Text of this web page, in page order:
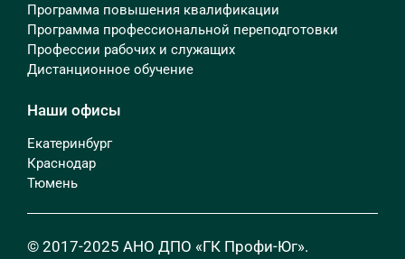
Программа повышения квалификации
Программа профессиональной переподготовки
Профессии рабочих и служащих
Дистанционное обучение
Наши офисы
Екатеринбург
Краснодар
Тюмень
© 2017-2025 АНО ДПО «ГК Профи-Юг».